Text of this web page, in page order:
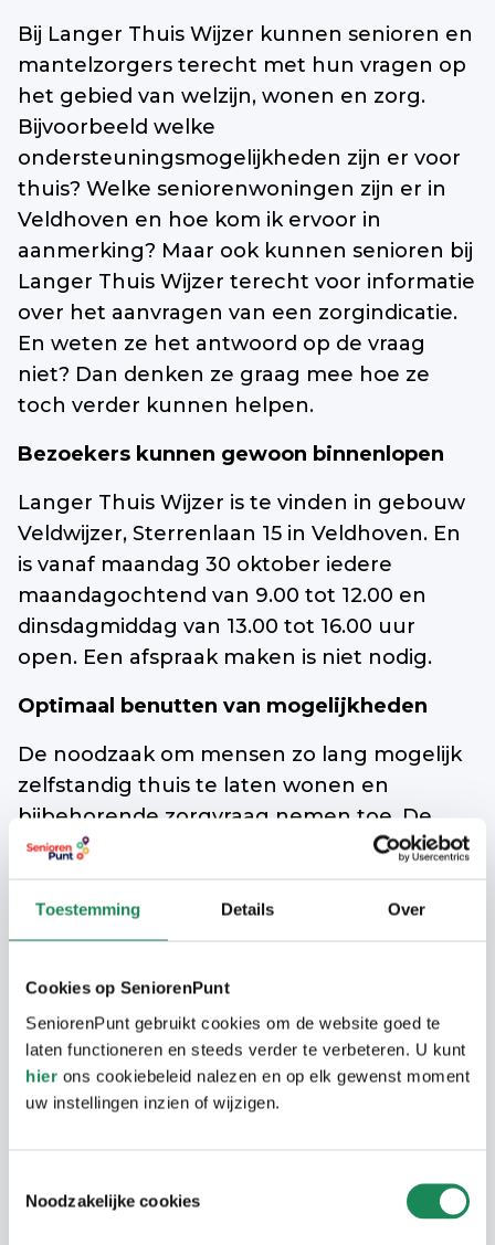
Toestemming Details Over
Cookies op SeniorenPunt
SeniorenPunt gebruikt cookies om de website goed te
laten functioneren en steeds verder te verbeteren. U kunt
hier ons cookiebeleid nalezen en op elk gewenst moment
uw instellingen inzien of wijzigen.
Noodzakelijke cookies
Bij Langer Thuis Wijzer kunnen senioren en
mantelzorgers terecht met hun vragen op
het gebied van welzijn, wonen en zorg.
Bijvoorbeeld welke
ondersteuningsmogelijkheden zijn er voor
thuis? Welke seniorenwoningen zijn er in
Veldhoven en hoe kom ik ervoor in
aanmerking? Maar ook kunnen senioren bij
Langer Thuis Wijzer terecht voor informatie
over het aanvragen van een zorgindicatie.
En weten ze het antwoord op de vraag
niet? Dan denken ze graag mee hoe ze
toch verder kunnen helpen.
Bezoekers kunnen gewoon binnenlopen
Langer Thuis Wijzer is te vinden in gebouw
Veldwijzer, Sterrenlaan 15 in Veldhoven. En
is vanaf maandag 30 oktober iedere
maandagochtend van 9.00 tot 12.00 en
dinsdagmiddag van 13.00 tot 16.00 uur
open. Een afspraak maken is niet nodig.
Optimaal benutten van mogelijkheden
De noodzaak om mensen zo lang mogelijk
zelfstandig thuis te laten wonen en
bijbehorende zorgvraag nemen toe. De
samenwerkende partners zien het als hun
de mogelijkheden die ze hebben vanuit de
verschillende vakgebieden zo goed
gezamenlijke kennis is groot en de
organisaties kennen elkaar goed. Hierdoor
zijn de lijntjes kort en kunnen senioren
beter en sneller geholpen worden naar
Langer Thuis Wijzer dus op de juiste plek
voor een persoonlijk en compleet advies.